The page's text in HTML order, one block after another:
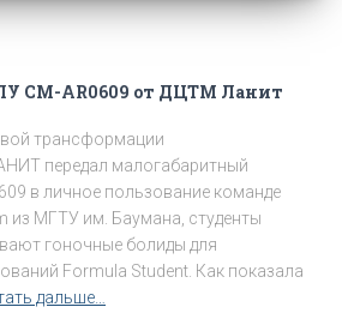
CM-AR0609 от ДЦТМ Ланит
трансформации
передал малогабаритный
в личное пользование команде
из МГТУ им. Баумана, студенты
гоночные болиды для
Formula Student. Как показала
дальше…